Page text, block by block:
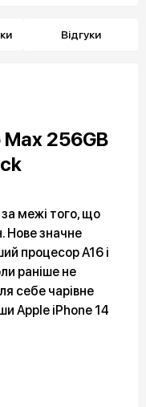
Відгуки
Max 256GB
межі того, що
Нове значне
процесор A16 і
раніше не
себе чарівне
Apple iPhone 14